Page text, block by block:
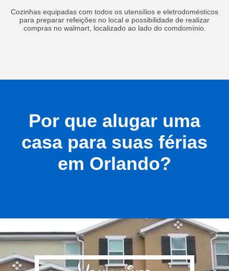
Cozinhas equipadas com todos os utensílios e eletrodomésticos
para preparar refeições no local e possibilidade de realizar
compras no walmart, localizado ao lado do comdomínio.
Por que alugar uma
casa para suas férias
em Orlando?